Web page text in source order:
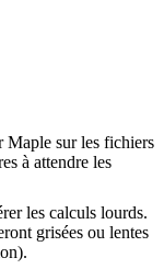
Maple sur les fichiers
à attendre les
les calculs lourds.
grisées ou lentes